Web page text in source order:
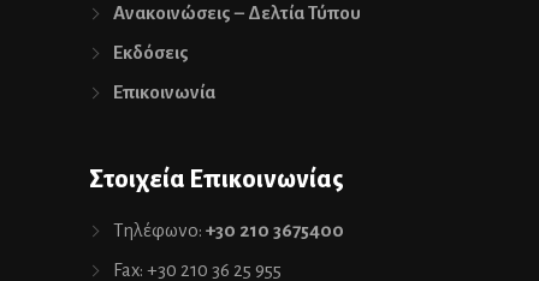
Ανακοινώσεις – Δελτία Τύπου
Εκδόσεις
Επικοινωνία
Στοιχεία Επικοινωνίας
Τηλέφωνο: +30 210 3675400
Fax: +30 210 36 25 955